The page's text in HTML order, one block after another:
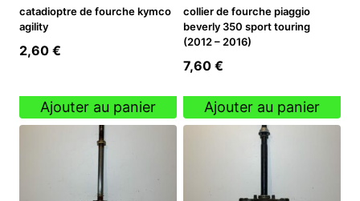
catadioptre de fourche kymco
agility
2,60 €
Ajouter au panier
collier de fourche piaggio
beverly 350 sport touring
(2012 – 2016)
7,60 €
Ajouter au panier